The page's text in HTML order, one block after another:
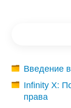
Введение
Infinity X:
права